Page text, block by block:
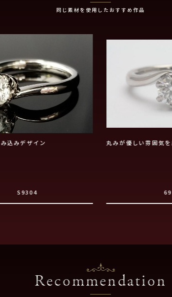
同じ素材を使用したおすすめ作品
込みデザイン
S9304
丸みが優しい雰囲気
Recommendation